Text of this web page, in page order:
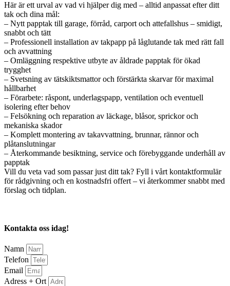
Här är ett urval av vad vi hjälper dig med – alltid anpassat efter ditt
tak och dina mål:
– Nytt papptak till garage, förråd, carport och attefallshus – smidigt,
snabbt och tätt
– Professionell installation av takpapp på låglutande tak med rätt fall
och avvattning
– Omläggning respektive utbyte av åldrade papptak för ökad
trygghet
– Svetsning av tätskiktsmattor och förstärkta skarvar för maximal
hållbarhet
– Förarbete: råspont, underlagspapp, ventilation och eventuell
isolering efter behov
– Felsökning och reparation av läckage, blåsor, sprickor och
mekaniska skador
– Komplett montering av takavvattning, brunnar, rännor och
plåtanslutningar
– Återkommande besiktning, service och förebyggande underhåll av
papptak
Vill du veta vad som passar just ditt tak? Fyll i vårt kontaktformulär
för rådgivning och en kostnadsfri offert – vi återkommer snabbt med
förslag och tidplan.
Kontakta oss idag!
Namn
Telefon
Email
Adress + Ort